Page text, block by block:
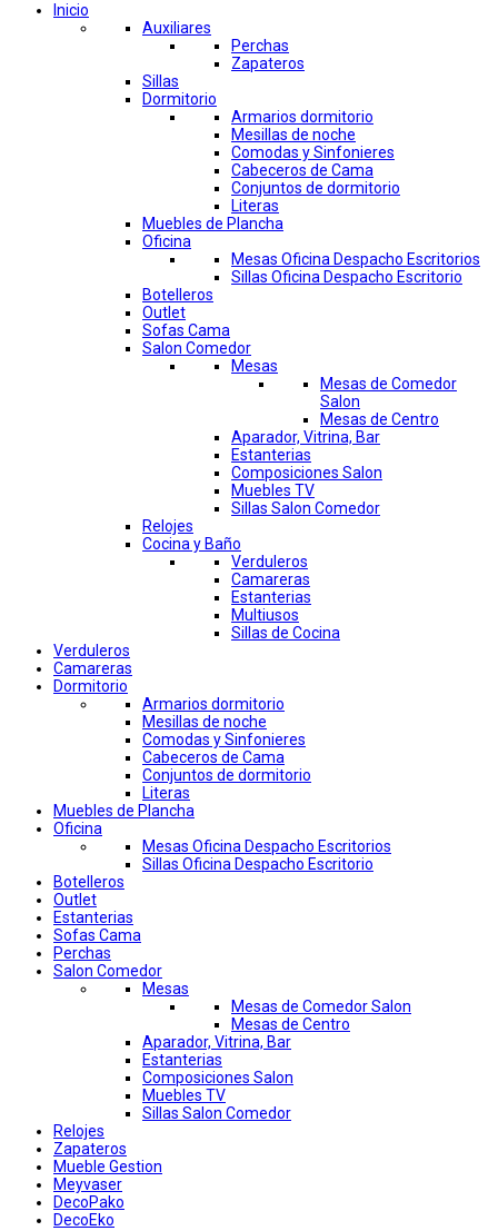
Inicio
Auxiliares
Perchas
Zapateros
Sillas
Dormitorio
Armarios dormitorio
Mesillas de noche
Comodas y Sinfonieres
Cabeceros de Cama
Conjuntos de dormitorio
Literas
Muebles de Plancha
Oficina
Mesas Oficina Despacho Escritorios
Sillas Oficina Despacho Escritorio
Botelleros
Outlet
Sofas Cama
Salon Comedor
Mesas
Mesas de Comedor
Salon
Mesas de Centro
Aparador, Vitrina, Bar
Estanterias
Composiciones Salon
Muebles TV
Sillas Salon Comedor
Relojes
Cocina y Baño
Verduleros
Camareras
Estanterias
Multiusos
Sillas de Cocina
Verduleros
Camareras
Dormitorio
Armarios dormitorio
Mesillas de noche
Comodas y Sinfonieres
Cabeceros de Cama
Conjuntos de dormitorio
Literas
Muebles de Plancha
Oficina
Mesas Oficina Despacho Escritorios
Sillas Oficina Despacho Escritorio
Botelleros
Outlet
Estanterias
Sofas Cama
Perchas
Salon Comedor
Mesas
Mesas de Comedor Salon
Mesas de Centro
Aparador, Vitrina, Bar
Estanterias
Composiciones Salon
Muebles TV
Sillas Salon Comedor
Relojes
Zapateros
Mueble Gestion
Meyvaser
DecoPako
DecoEko